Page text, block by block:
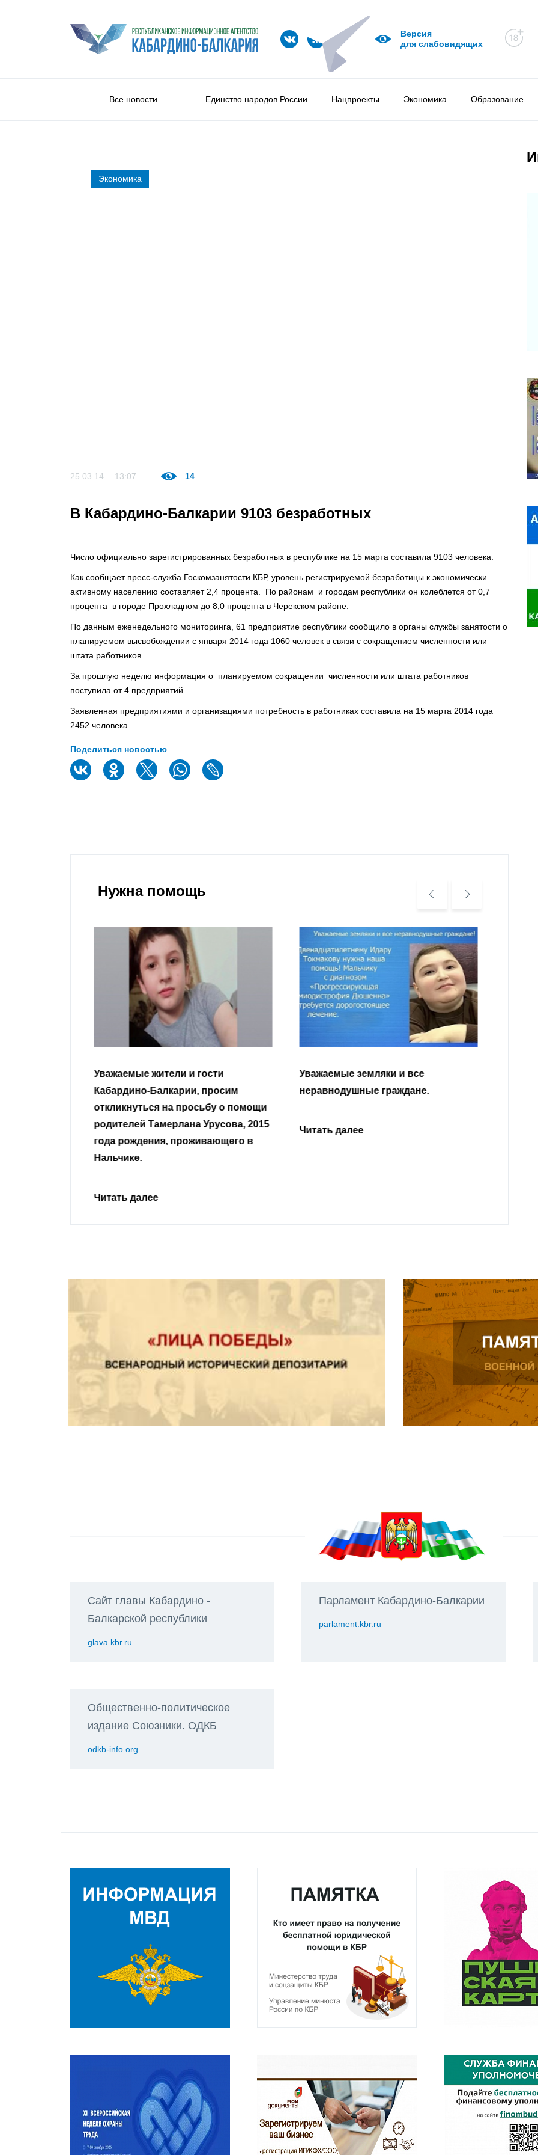
Версия
для слабовидящих
Все новости Единство народов России Нацпроекты Экономика Образование
Экономика
25.03.14 13:07 14
В Кабардино-Балкарии 9103 безработных
Число официально зарегистрированных безработных в республике на 15 марта составила 9103 человека.
Как сообщает пресс-служба Госкомзанятости КБР, уровень регистрируемой безработицы к экономически
активному населению составляет 2,4 процента. По районам и городам республики он колеблется от 0,7
процента в городе Прохладном до 8,0 процента в Черекском районе.
По данным еженедельного мониторинга, 61 предприятие республики сообщило в органы службы занятости о
планируемом высвобождении с января 2014 года 1060 человек в связи с сокращением численности или
штата работников.
За прошлую неделю информация о планируемом сокращении численности или штата работников
поступила от 4 предприятий.
Заявленная предприятиями и организациями потребность в работниках составила на 15 марта 2014 года
2452 человека.
Поделиться новостью
Нужна помощь
Уважаемые земляки и все
неравнодушные граждане.
Читать далее
Читать далее
Сайт главы Кабардино -
Балкарской республики
glava.kbr.ru
Парламент Кабардино-Балкарии
parlament.kbr.ru
Общественно-политическое
издание Союзники. ОДКБ
odkb-info.org